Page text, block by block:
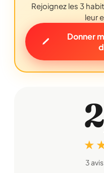
Rejoignez les 3
leur
Donner
★
3